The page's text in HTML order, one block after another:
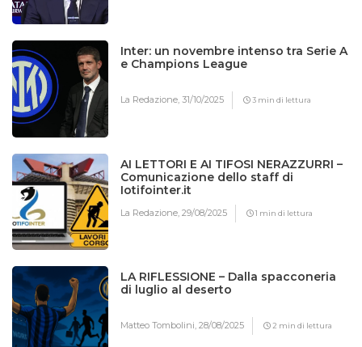
Inter: un novembre intenso tra Serie A
e Champions League
La Redazione,31/10/2025 3 min di lettura
AI LETTORI E AI TIFOSI NERAZZURRI –
Comunicazione dello staff di
Iotifointer.it
La Redazione,29/08/2025 1 min di lettura
LA RIFLESSIONE – Dalla spacconeria
di luglio al deserto
Matteo Tombolini,28/08/2025 2 min di lettura